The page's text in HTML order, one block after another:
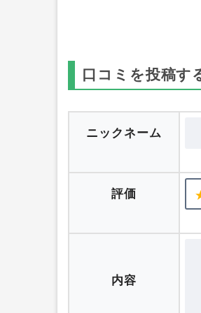
口コミを投稿する
ニックネーム